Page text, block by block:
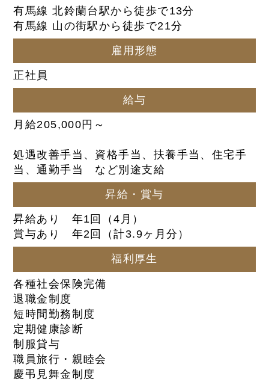
有馬線 北鈴蘭台駅から徒歩で13分
有馬線 山の街駅から徒歩で21分
雇用形態
正社員
給与
月給205,000円～
処遇改善手当、資格手当、扶養手当、住宅手
当、通勤手当 など別途支給
昇給・賞与
昇給あり 年1回（4月）
賞与あり 年2回（計3.9ヶ月分）
福利厚生
各種社会保険完備
退職金制度
短時間勤務制度
定期健康診断
制服貸与
職員旅行・親睦会
慶弔見舞金制度